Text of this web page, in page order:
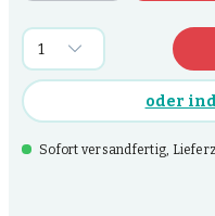
oder
Sofort versandfertig,